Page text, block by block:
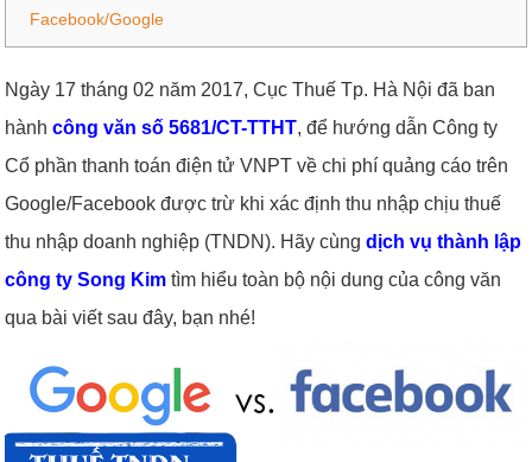
Facebook/Google
Ngày 17 tháng 02 năm 2017, Cục Thuế Tp. Hà Nội đã ban
hànhcông văn số 5681/CT-TTHT, để hướng dẫn Công ty
Cổ phần thanh toán điện tử VNPT về chi phí quảng cáo trên
Google/Facebook được trừ khi xác định thu nhập chịu thuế
thu nhập doanh nghiệp (TNDN). Hãy cùngdịch vụ thành lập
công ty Song Kim tìm hiểu toàn bộ nội dung của công văn
qua bài viết sau đây, bạn nhé!